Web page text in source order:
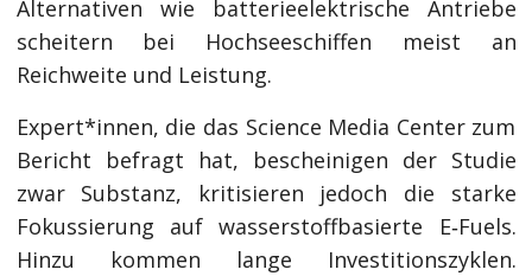
Alternativen wie batterieelektrische Antriebe
scheitern bei Hochseeschiffen meist an
Reichweite und Leistung.
Expert*innen, die das Science Media Center zum
Bericht befragt hat, bescheinigen der Studie
zwar Substanz, kritisieren jedoch die starke
Fokussierung auf wasserstoffbasierte E‑Fuels.
Hinzu kommen lange Investitionszyklen.